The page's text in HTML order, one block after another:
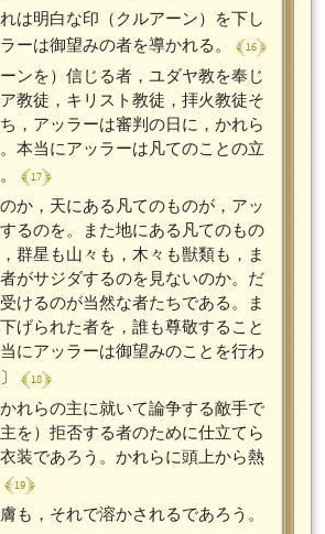
は明白な印（クルアーン）を下し
ーは御望みの者を導かれる。 ﴾ 16 ﴿
ンを）信じる者，ユダヤ教を奉じ
教徒，キリスト教徒，拝火教徒そ
，アッラーは審判の日に，かれら
本当にアッラーは凡てのことの立
﴾ 17 ﴿
か，天にある凡てのものが，アッ
るのを。また地にある凡てのもの
群星も山々も，木々も獣類も，ま
がサジダするのを見ないのか。だ
けるのが当然な者たちである。ま
げられた者を，誰も尊敬すること
にアッラーは御望みのことを行わ
﴾ 18 ﴿
れらの主に就いて論争する敵手で
を）拒否する者のために仕立てら
装であろう。かれらに頭上から熱
﴾ 19 ﴿
も，それで溶かされるであろう。